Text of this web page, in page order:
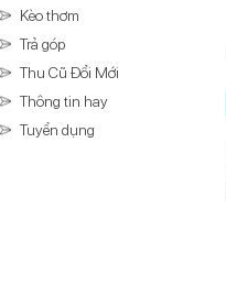
Kèo thơm
Trả góp
Thu Cũ Đổi Mới
Thông tin hay
Tuyển dụng